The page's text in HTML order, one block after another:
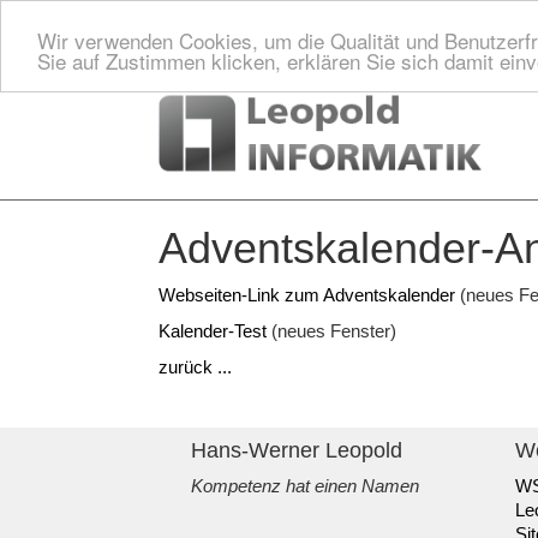
Wir verwenden Cookies, um die Qualität und
Sie auf Zustimmen klicken, erklären Sie sich damit
Adventskalender-
Webseiten-Link zum Adventskalender (neues
Kalender-Test (neues Fenster)
zurück ...
Hans-Werner Leopold
Kompetenz hat einen Namen